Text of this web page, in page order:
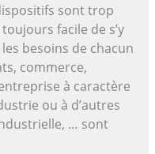
sont trop
facile de s’y
besoins de chacun
commerce,
à caractère
ou à d’autres
… sont